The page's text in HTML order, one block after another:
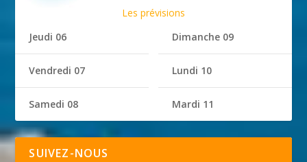
Les prévisions
Jeudi 06
Vendredi 07
Samedi 08
Dimanche 09
Lundi 10
Mardi 11
SUIVEZ-NOUS